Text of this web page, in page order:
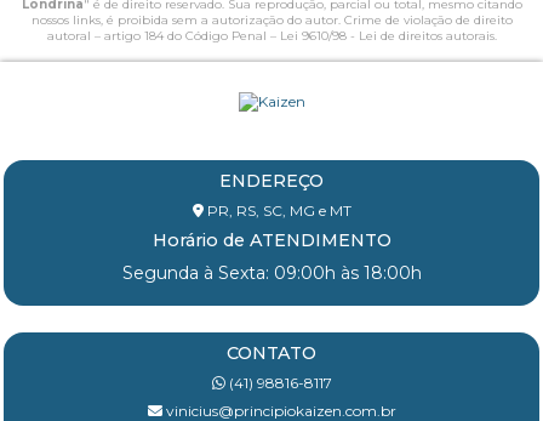
Londrina" é de direito reservado. Sua reprodução, parcial ou total, mesmo citando
nossos links, é proibida sem a autorização do autor. Crime de violação de direito
autoral – artigo 184 do Código Penal – Lei 9610/98 - Lei de direitos autorais.
ENDEREÇO
PR, RS, SC, MG e MT
Horário de ATENDIMENTO
Segunda à Sexta: 09:00h às 18:00h
CONTATO
(41) 98816-8117
vinicius@principiokaizen.com.br